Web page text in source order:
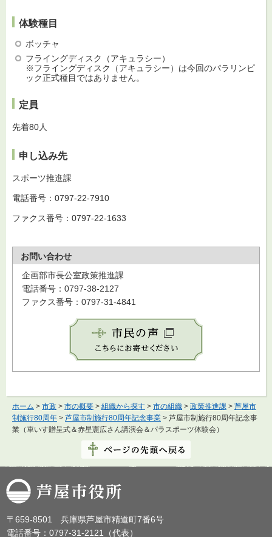
体験種目
ボッチャ
フライングディスク（アキュラシー）
※フライングディスク（アキュラシー）は今回のパラリンピ
ック正式種目ではありません。
定員
先着80人
申し込み先
スポーツ推進課
電話番号：0797-22-7910
ファクス番号：0797-22-1633
お問い合わせ
企画部市長公室政策推進課
電話番号：0797-38-2127
ファクス番号：0797-31-4841
ホーム > 市政 > 市の概要 > 組織から探す > 市の組織 > 政策推進課 > 芦屋市
制施行80周年 > 芦屋市制施行80周年記念事業 > 芦屋市制施行80周年記念事
業（車いす贈呈式＆赤星憲広さん講演会＆パラスポーツ体験会）
芦屋市役所
〒659-8501 兵庫県芦屋市精道町7番6号
電話番号：0797-31-2121（代表）